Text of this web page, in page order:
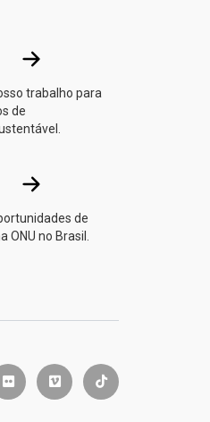
Histórias
trabalho para
de
Empregos
de
ONU no Brasil.
f
flickr vimeo tiktok